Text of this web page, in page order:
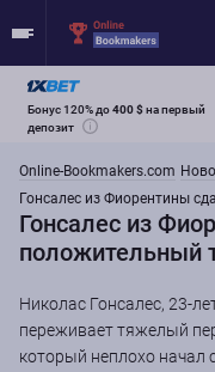
Бонус 120% до400 $на первый
депозит
Online-Bookmakers.com
Гонсалес из Фиорентины
Гонсалес из
положительный
Николас Гонсалес, 23-
переживает тяжелый
который неплохо начал